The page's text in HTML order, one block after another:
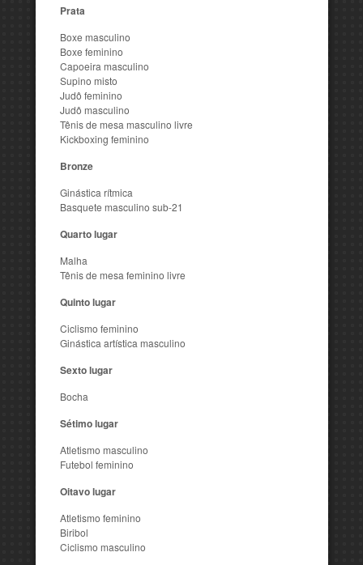
Prata
Boxe masculino
Boxe feminino
Capoeira masculino
Supino misto
Judô feminino
Judô masculino
Tênis de mesa masculino livre
Kickboxing feminino
Bronze
Ginástica rítmica
Basquete masculino sub-21
Quarto lugar
Malha
Tênis de mesa feminino livre
Quinto lugar
Ciclismo feminino
Ginástica artística masculino
Sexto lugar
Bocha
Sétimo lugar
Atletismo masculino
Futebol feminino
Oitavo lugar
Atletismo feminino
Biribol
Ciclismo masculino